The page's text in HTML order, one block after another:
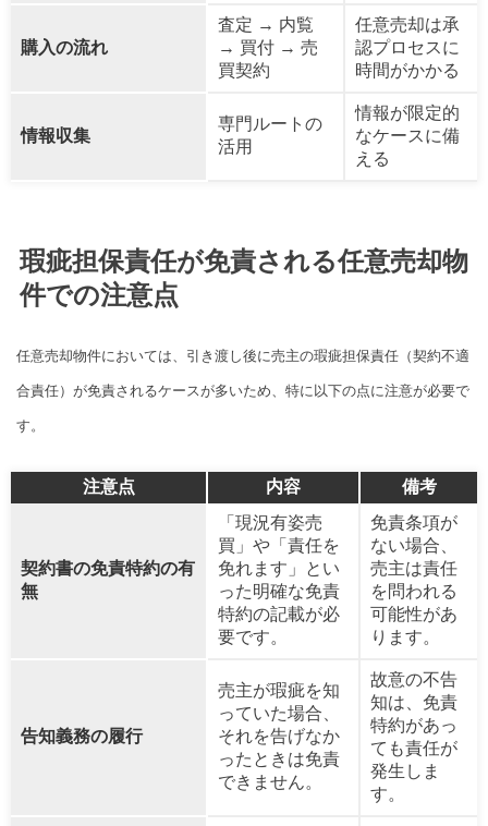
購入の流れ
査定 → 内覧
→ 買付 → 売
買契約
任意売却は承
認プロセスに
時間がかかる
情報収集
専門ルートの
活用
情報が限定的
なケースに備
える
瑕疵担保責任が免責される任意売却物
件での注意点
任意売却物件においては、引き渡し後に売主の瑕疵担保責任（契約不適
合責任）が免責されるケースが多いため、特に以下の点に注意が必要で
す。
注意点 内容 備考
契約書の免責特約の有
無
「現況有姿売
買」や「責任を
免れます」とい
った明確な免責
特約の記載が必
要です。
免責条項が
ない場合、
売主は責任
を問われる
可能性があ
ります。
告知義務の履行
売主が瑕疵を知
っていた場合、
それを告げなか
ったときは免責
できません。
故意の不告
知は、免責
特約があっ
ても責任が
発生しま
す。